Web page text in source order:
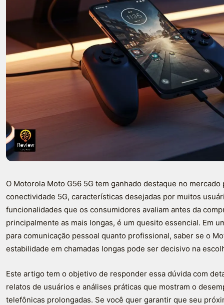
O Motorola Moto G56 5G tem ganhado destaque no
conectividade 5G, características desejadas por muitos
funcionalidades que os consumidores avaliam antes da
principalmente as mais longas, é um quesito essencial. Em
para comunicação pessoal quanto profissional, saber se o
estabilidade em chamadas longas pode ser decisivo na
Este artigo tem o objetivo de responder essa dúvida com
relatos de usuários e análises práticas que mostram o
telefônicas prolongadas. Se você quer garantir que seu